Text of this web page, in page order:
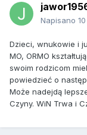
Napisano
Dzieci, wnukowie i
MO, ORMO
swoim rodzicom
powiedzieć o
Może nadejdą
Czyny. WiN Trwa i